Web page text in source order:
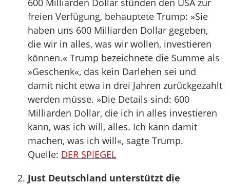
600 Milliarden Dollar stünden den USA zur
freien Verfügung, behauptete Trump: »Sie
haben uns 600 Milliarden Dollar gegeben,
die wir in alles, was wir wollen, investieren
können.« Trump bezeichnete die Summe als
»Geschenk«, das kein Darlehen sei und
damit nicht etwa in drei Jahren zurückgezahlt
werden müsse. »Die Details sind: 600
Milliarden Dollar, die ich in alles investieren
kann, was ich will, alles. Ich kann damit
machen, was ich will«, sagte Trump.
Quelle: DER SPIEGEL
Just Deutschland unterstützt die